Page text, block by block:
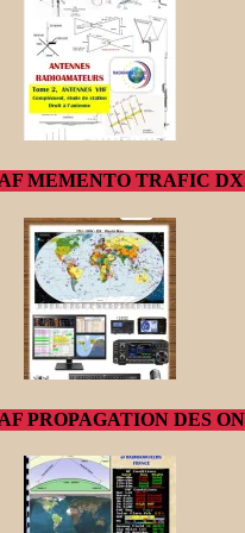
MEMENTO TRAFIC DX
PROPAGATION DES